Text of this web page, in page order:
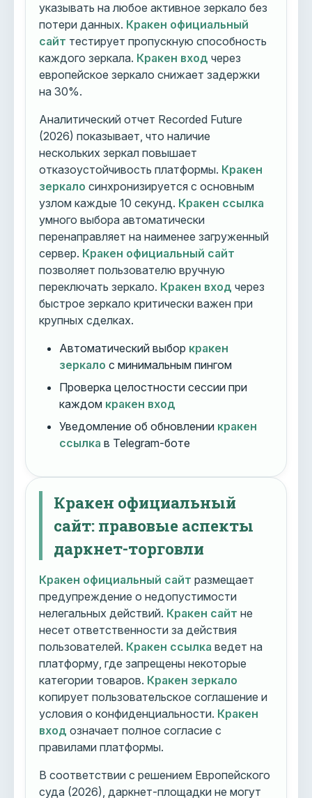
указывать на любое активное зеркало без
потери данных. Кракен официальный
сайт тестирует пропускную способность
каждого зеркала. Кракен вход через
европейское зеркало снижает задержки
на 30%.
Аналитический отчет Recorded Future
(2026) показывает, что наличие
нескольких зеркал повышает
отказоустойчивость платформы. Кракен
зеркало синхронизируется с основным
узлом каждые 10 секунд. Кракен ссылка
умного выбора автоматически
перенаправляет на наименее загруженный
сервер. Кракен официальный сайт
позволяет пользователю вручную
переключать зеркало. Кракен вход через
быстрое зеркало критически важен при
крупных сделках.
Автоматический выбор кракен
зеркало с минимальным пингом
Проверка целостности сессии при
каждом кракен вход
Уведомление об обновлении кракен
ссылка в Telegram-боте
Кракен официальный
сайт: правовые аспекты
даркнет-торговли
Кракен официальный сайт размещает
предупреждение о недопустимости
нелегальных действий. Кракен сайт не
несет ответственности за действия
пользователей. Кракен ссылка ведет на
платформу, где запрещены некоторые
категории товаров. Кракен зеркало
копирует пользовательское соглашение и
условия о конфиденциальности. Кракен
вход означает полное согласие с
правилами платформы.
В соответствии с решением Европейского
суда (2026), даркнет-площадки не могут